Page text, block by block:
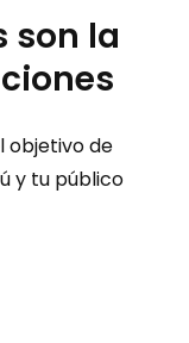
son la
objetivo de
y tu público